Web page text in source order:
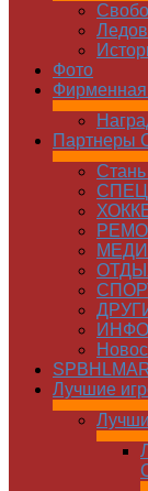
Фото
Фирменная
Партнеры
Лучшие